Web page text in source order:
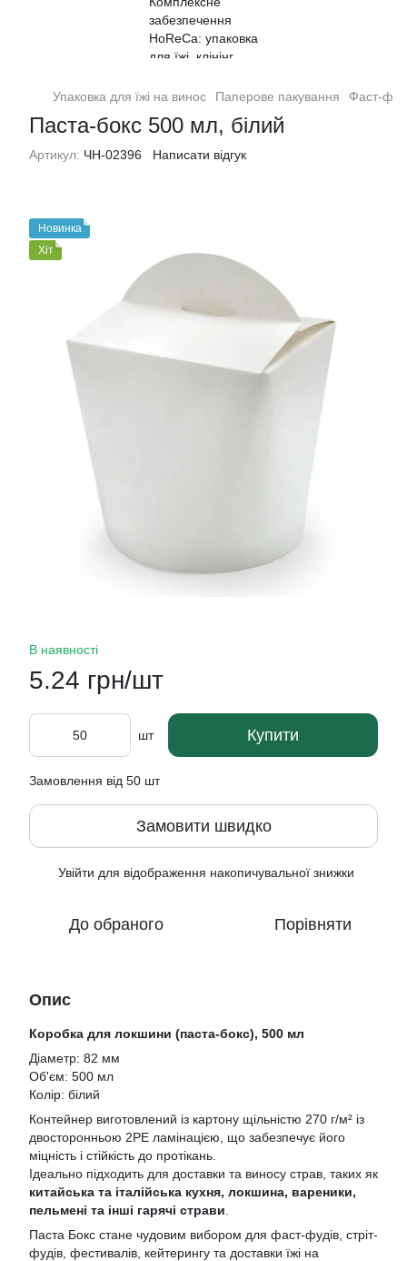
Упаковка для їжі на винос Паперове пакування Фаст-
Паста-бокс 500 мл, білий
Артикул: ЧН-02396 Написати відгук
Новинка
Хіт
В наявності
5.24 грн/шт
шт Купити
Замовлення від 50 шт
Замовити швидко
Увійти для відображення накопичувальної знижки
До обраного Порівняти
Опис
Коробка для локшини (паста-бокс), 500 мл
Діаметр: 82 мм
Об'єм: 500 мл
Колір: білий
Контейнер виготовлений із картону щільністю 270 г/м² із
двосторонньою 2РЕ ламінацією, що забезпечує його
міцність і стійкість до протікань.
Ідеально підходить для доставки та виносу страв, таких як
китайська та італійська кухня, локшина, вареники,
пельмені та інші гарячі страви
Паста Бокс стане чудовим вибором для фаст-фудів, стріт-
фудів, фестивалів, кейтерингу та доставки їжі на